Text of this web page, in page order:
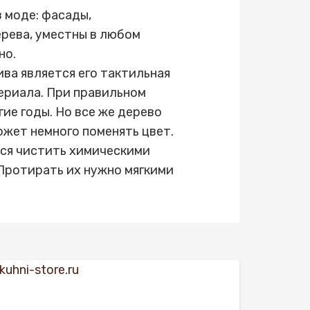
моде: фасады,
уместны в любом
является его тактильная
При правильном
годы. Но все же дерево
немного поменять цвет.
чистить химическими
их нужно мягкими